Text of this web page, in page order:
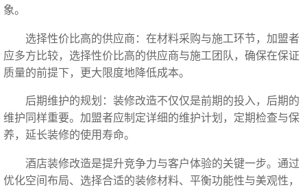
象。
选择性价比高的供应商：在材料采购与施工环节，加盟者
应多方比较，选择性价比高的供应商与施工团队，确保在保证
质量的前提下，更大限度地降低成本。
后期维护的规划：装修改造不仅仅是前期的投入，后期的
维护同样重要。加盟者应制定详细的维护计划，定期检查与保
养，延长装修的使用寿命。
酒店装修改造是提升竞争力与客户体验的关键一步。通过
优化空间布局、选择合适的装修材料、平衡功能性与美观性，